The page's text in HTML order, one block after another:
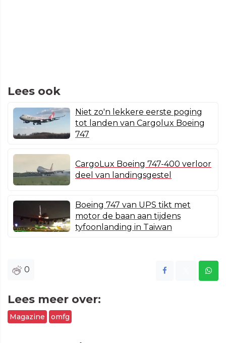
Lees ook
Niet zo'n lekkere eerste poging
tot landen van Cargolux Boeing
747
CargoLux Boeing 747-400 verloor
deel van landingsgestel
Boeing 747 van UPS tikt met
motor de baan aan tijdens
tyfoonlanding in Taiwan
0
Lees meer over:
Magazine omfg